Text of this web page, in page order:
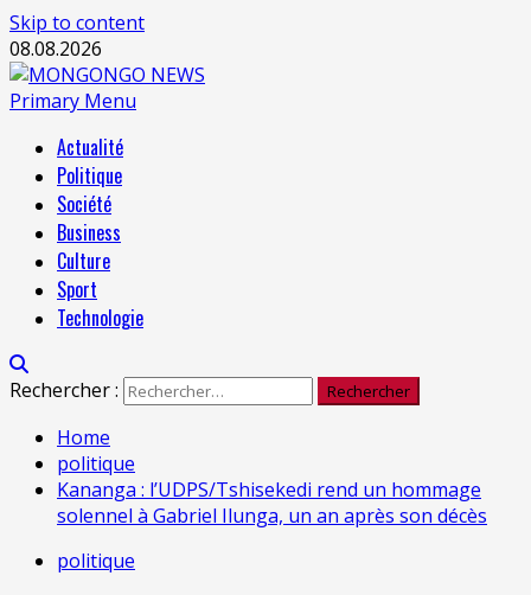
Skip to content
08.08.2026
Primary Menu
Actualité
Politique
Société
Business
Culture
Sport
Technologie
Rechercher :
Home
politique
Kananga : l’UDPS/Tshisekedi rend un hommage
solennel à Gabriel Ilunga, un an après son décès
politique